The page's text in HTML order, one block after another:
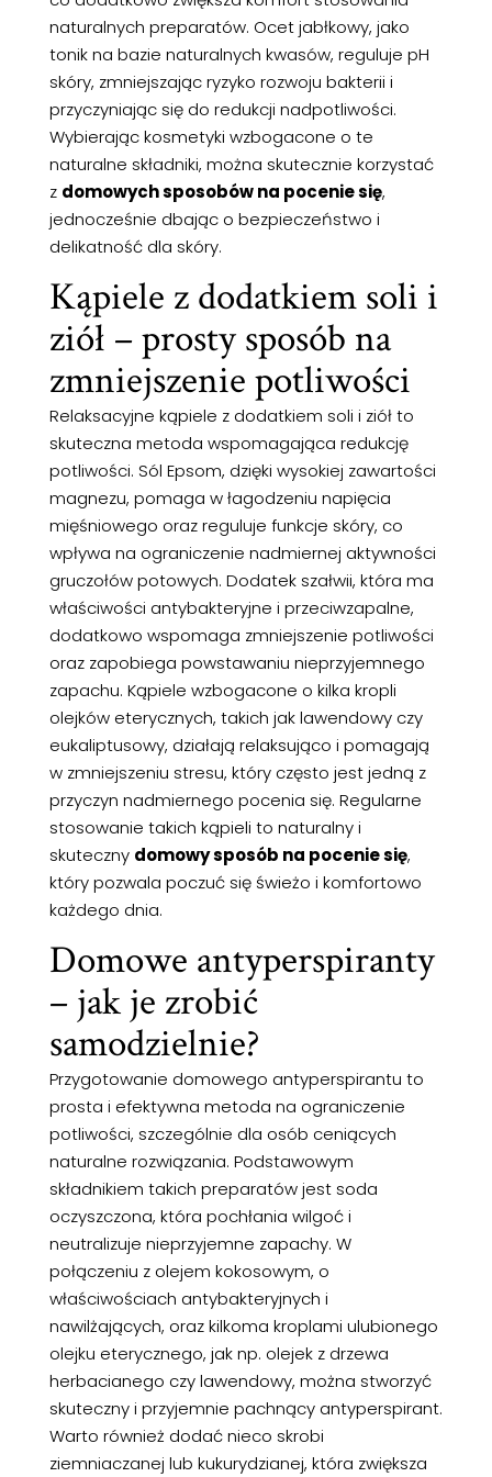
naturalnych preparatów. Ocet jabłkowy, jako
tonik na bazie naturalnych kwasów, reguluje pH
skóry, zmniejszając ryzyko rozwoju bakterii i
przyczyniając się do redukcji nadpotliwości.
Wybierając kosmetyki wzbogacone o te
naturalne składniki, można skutecznie korzystać
z domowych sposobów na pocenie się,
jednocześnie dbając o bezpieczeństwo i
delikatność dla skóry.
Kąpiele z dodatkiem soli i
ziół – prosty sposób na
zmniejszenie potliwości
Relaksacyjne kąpiele z dodatkiem soli i ziół to
skuteczna metoda wspomagająca redukcję
potliwości. Sól Epsom, dzięki wysokiej zawartości
magnezu, pomaga w łagodzeniu napięcia
mięśniowego oraz reguluje funkcje skóry, co
wpływa na ograniczenie nadmiernej aktywności
gruczołów potowych. Dodatek szałwii, która ma
właściwości antybakteryjne i przeciwzapalne,
dodatkowo wspomaga zmniejszenie potliwości
oraz zapobiega powstawaniu nieprzyjemnego
zapachu. Kąpiele wzbogacone o kilka kropli
olejków eterycznych, takich jak lawendowy czy
eukaliptusowy, działają relaksująco i pomagają
w zmniejszeniu stresu, który często jest jedną z
przyczyn nadmiernego pocenia się. Regularne
stosowanie takich kąpieli to naturalny i
skuteczny domowy sposób na pocenie się,
który pozwala poczuć się świeżo i komfortowo
każdego dnia.
Domowe antyperspiranty
– jak je zrobić
samodzielnie?
Przygotowanie domowego antyperspirantu to
prosta i efektywna metoda na ograniczenie
potliwości, szczególnie dla osób ceniących
naturalne rozwiązania. Podstawowym
składnikiem takich preparatów jest soda
oczyszczona, która pochłania wilgoć i
neutralizuje nieprzyjemne zapachy. W
połączeniu z olejem kokosowym, o
właściwościach antybakteryjnych i
nawilżających, oraz kilkoma kroplami ulubionego
olejku eterycznego, jak np. olejek z drzewa
herbacianego czy lawendowy, można stworzyć
skuteczny i przyjemnie pachnący antyperspirant.
Warto również dodać nieco skrobi
ziemniaczanej lub kukurydzianej, która zwiększa